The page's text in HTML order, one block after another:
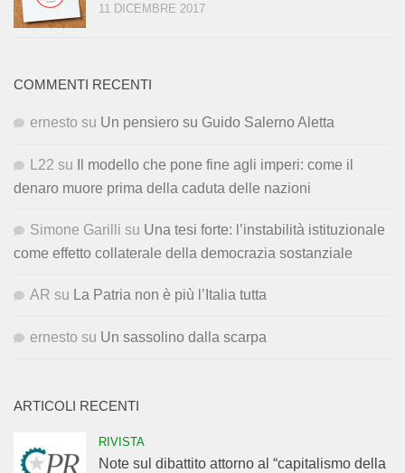
11 DICEMBRE 2017
COMMENTI RECENTI
ernesto su Un pensiero su Guido Salerno Aletta
L22 su
Il modello che pone fine agli imperi: come il
denaro muore prima della caduta delle nazioni
Simone Garilli su Una tesi forte: l’instabilità istituzionale
come effetto collaterale della democrazia sostanziale
AR su La Patria non è più l’Italia tutta
ernesto su Un sassolino dalla scarpa
ARTICOLI RECENTI
RIVISTA
Note sul dibattito attorno al “capitalismo della